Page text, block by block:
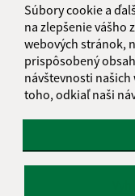
Súbory cookie a
na zlepšenie vášho
webových stránok,
prispôsobený
návštevnosti
toho, odkiaľ naši